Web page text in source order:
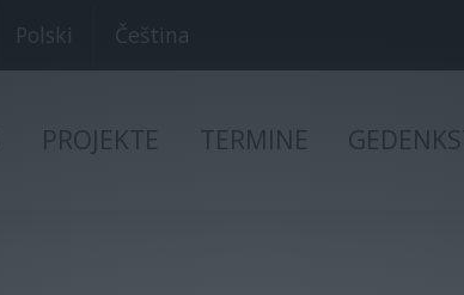
Polski Čeština
PROJEKTE TERMINE